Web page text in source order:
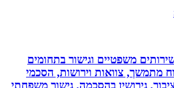
משפטיים וגישור בתחומים
צוואות וירושות, הסכמי
גירושין בהסכמה, גישור משפחתי